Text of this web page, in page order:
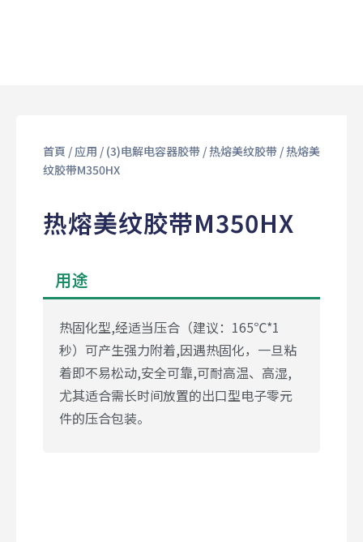
首頁 / 应用 / (3)电解电容器胶带/热熔美纹胶带/ 热熔美
纹胶带M350HX
热熔美纹胶带M350HX
用途
热固化型,经适当压合（建议：165℃*1
秒）可产生强力附着,因遇热固化，一旦粘
着即不易松动,安全可靠,可耐高温、高湿,
尤其适合需长时间放置的出口型电子零元
件的压合包装。